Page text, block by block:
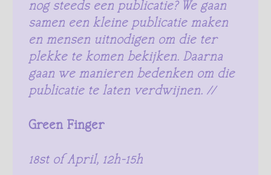
nog steeds een publicatie? We gaan
samen een kleine publicatie maken
en mensen uitnodigen om die ter
plekke te komen bekijken. Daarna
gaan we manieren bedenken om die
publicatie te laten verdwijnen. //
Green Finger
18st of April, 12h-15h